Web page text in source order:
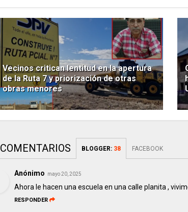
Vecinos critican lentitud en la apertura
de la Ruta 7 y priorización de otras
obras menores
COMENTARIOS BLOGGER: 38 FACEBOOK
Anónimo mayo 20, 2025
Ahora le hacen una escuela en una calle planita ,
RESPONDER